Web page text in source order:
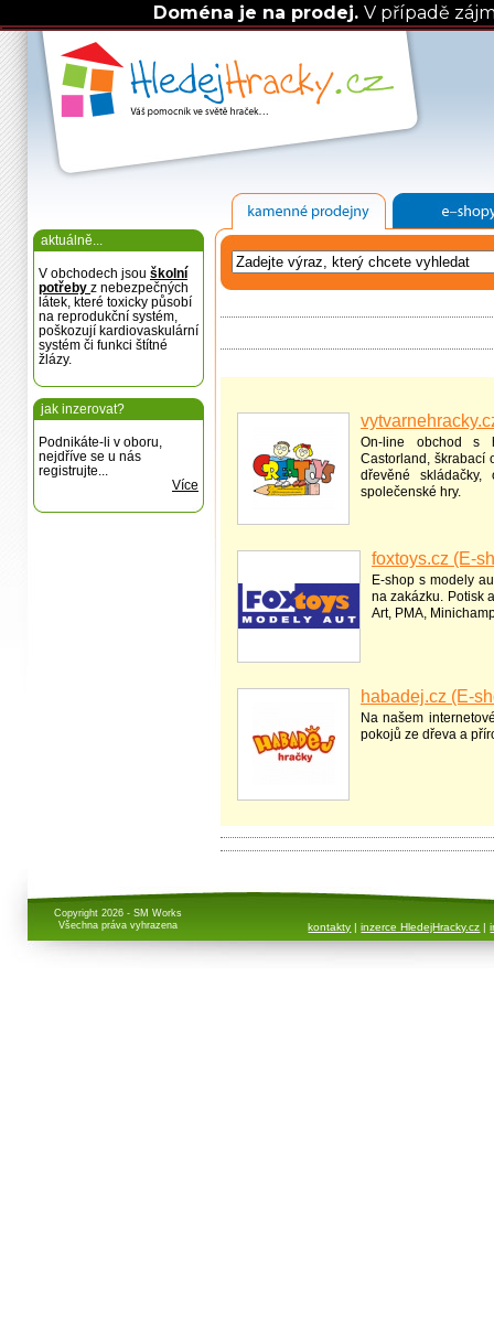
Doména je na prodej.V případě
aktuálně...
V obchodech jsou školní
potřeby z nebezpečných
látek, které toxicky působí
na reprodukční systém,
poškozují kardiovaskulární
systém či funkci štítné
žlázy.
jak inzerovat?
Podnikáte-li v oboru,
nejdříve se u nás
registrujte...
Více
On-line obchod s
Castorland, škrabací
dřevěné skládačky,
společenské hry.
foxtoys.cz (E-
E-shop s modely
na zakázku. Potisk
Art, PMA,
habadej.cz (E-
Na našem
pokojů ze dřeva a
Copyright 2026 - SM Works
Všechna práva vyhrazena
kontakty |inzerce HledejHracky.cz |